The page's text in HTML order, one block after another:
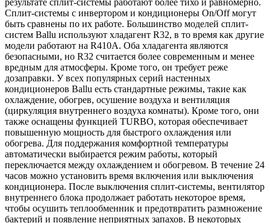
Сплит-системы с инвертором и кондиционеры On/Off могут
быть сравнены по их работе. Большинство моделей сплит-
систем Ballu используют хладагент R32, в то время как другие
модели работают на R410A. Оба хладагента являются
безопасными, но R32 считается более современным и менее
вредным для атмосферы. Кроме того, он требует реже
дозаправки. У всех популярных серий настенных
кондиционеров Ballu есть стандартные режимы, такие как
охлаждение, обогрев, осушение воздуха и вентиляция
(циркуляция внутреннего воздуха комнаты). Кроме того, они
также оснащены функцией TURBO, которая обеспечивает
повышенную мощность для быстрого охлаждения или
обогрева. Для поддержания комфортной температуры
автоматически выбирается режим работы, который
переключается между охлаждением и обогревом. В течение 24
часов можно установить время включения или выключения
кондиционера. После выключения сплит-системы, вентилятор
внутреннего блока продолжает работать некоторое время,
чтобы осушить теплообменник и предотвратить размножение
бактерий и появление неприятных запахов. В некоторых